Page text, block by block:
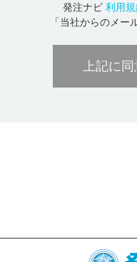
発注ナビ 利用規
「当社からのメー
上記に